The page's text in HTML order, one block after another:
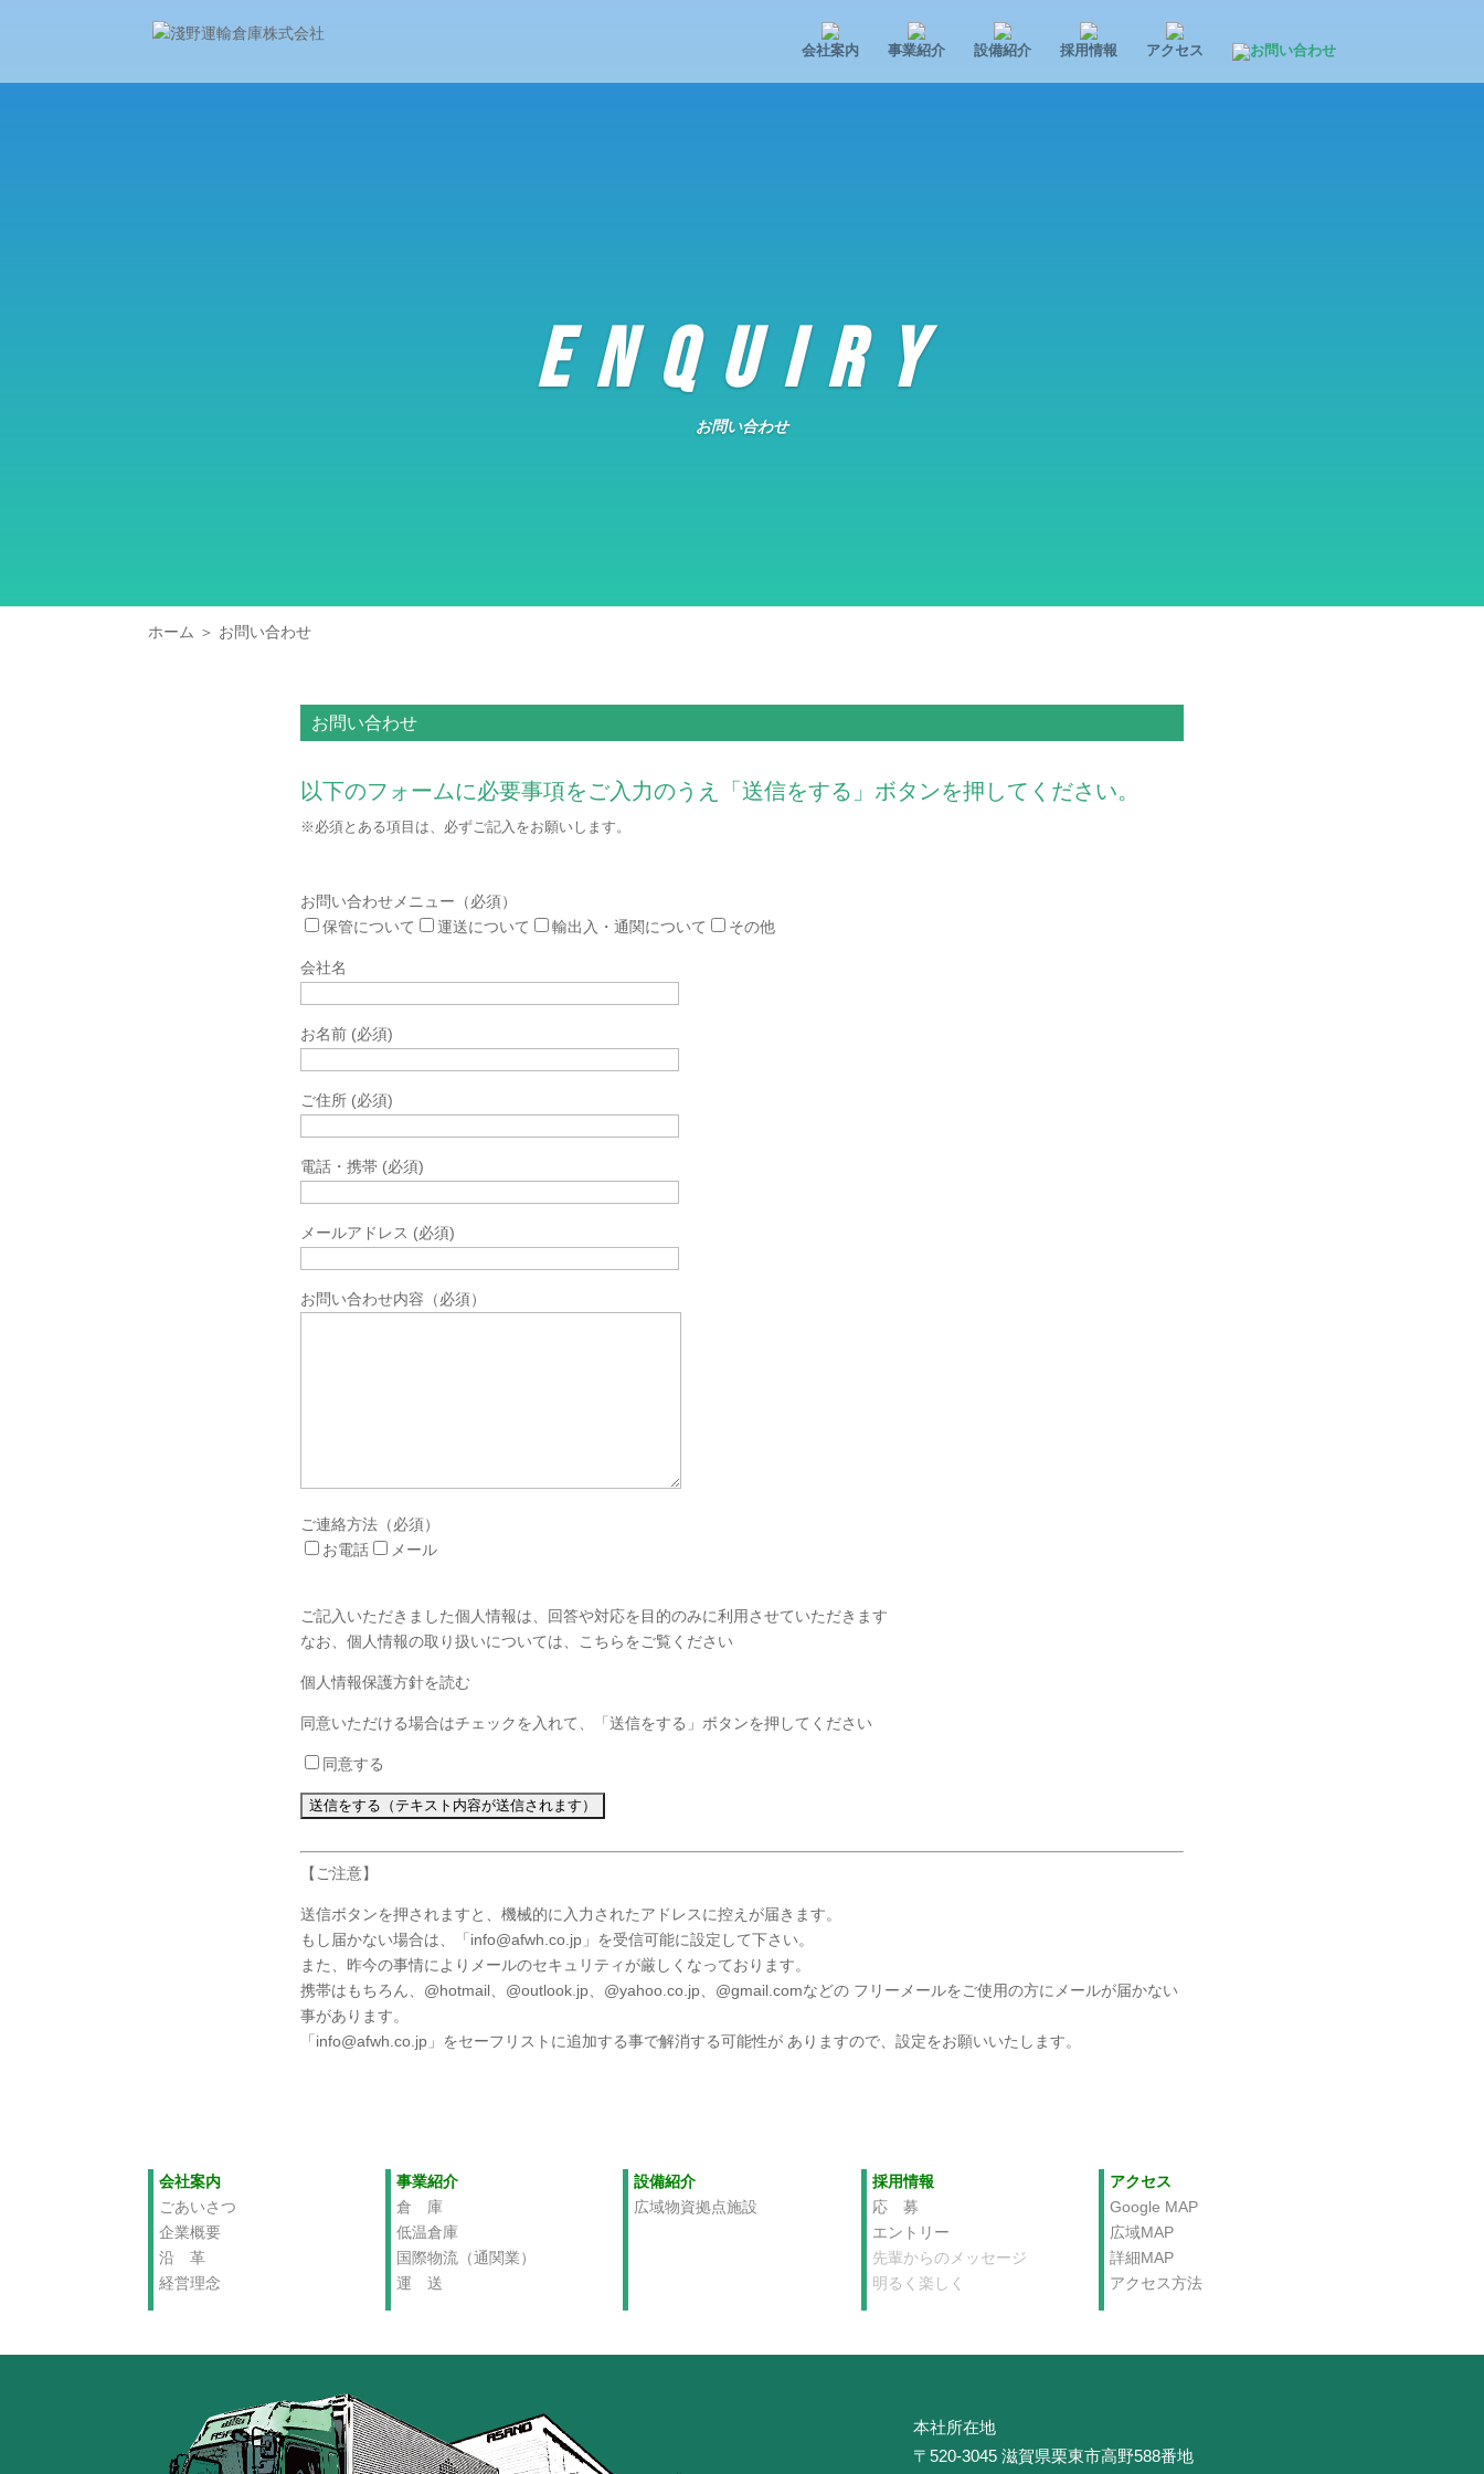
会社案内 事業紹介 設備紹介 採用情報 アクセス
ENQUIRY
お問い合わせ
ホーム ＞ お問い合わせ
お問い合わせ
以下のフォームに必要事項をご入力のうえ「送信をする」ボタンを押してください。
※必須とある項目は、必ずご記入をお願いします。
お問い合わせメニュー （必須）
保管について
運送について 輸出入・通関について その他
会社名
お名前 (必須)
ご住所 (必須)
電話・携帯 (必須)
メールアドレス (必須)
お問い合わせ内容 （必須）
ご連絡方法 （必須）
お電話
メール
ご記入いただきました個人情報は、回答や対応を目的のみに利用させていただきます
なお、個人情報の取り扱いについては、こちらをご覧ください
個人情報保護方針を読む
同意いただける場合はチェックを入れて、「送信をする」ボタンを押してください
同意する
【ご注意】
送信ボタンを押されますと、機械的に入力されたアドレスに控えが届きます。
もし届かない場合は、「info@afwh.co.jp」を受信可能に設定して下さい。
また、昨今の事情によりメールのセキュリティが厳しくなっております。
携帯はもちろん、@hotmail、@outlook.jp、@yahoo.co.jp、@gmail.comなどの フリーメールをご使用の方にメールが届かない
事があります。
「info@afwh.co.jp」をセーフリストに追加する事で解消する可能性が ありますので、設定をお願いいたします。
会社案内
ごあいさつ
企業概要
沿 革
経営理念
事業紹介
倉 庫
低温倉庫
国際物流（通関業）
運 送
設備紹介
広域物資拠点施設
採用情報
応 募
エントリー
先輩からのメッセージ
明るく楽しく
アクセス
Google MAP
広域MAP
詳細MAP
アクセス方法
本社所在地
〒520-3045 滋賀県栗東市高野588番地